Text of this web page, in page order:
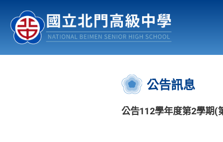
認識北中 行事曆
:::
公告訊息
公告112學年度第2學期(